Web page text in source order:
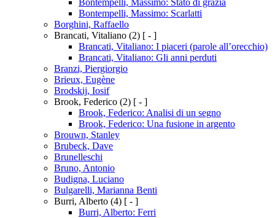
Bontempelli, Massimo: Scarlatti
Borghini, Raffaello
Brancati, Vitaliano (2) [ - ]
Brancati, Vitaliano: I piaceri (parole all’orecchio)
Brancati, Vitaliano: Gli anni perduti
Branzi, Piergiorgio
Brieux, Eugène
Brodskij, Iosif
Brook, Federico (2) [ - ]
Brook, Federico: Analisi di un segno
Brook, Federico: Una fusione in argento
Brouwn, Stanley
Brubeck, Dave
Brunelleschi
Bruno, Antonio
Budigna, Luciano
Bulgarelli, Marianna Benti
Burri, Alberto (4) [ - ]
Burri, Alberto: Ferri